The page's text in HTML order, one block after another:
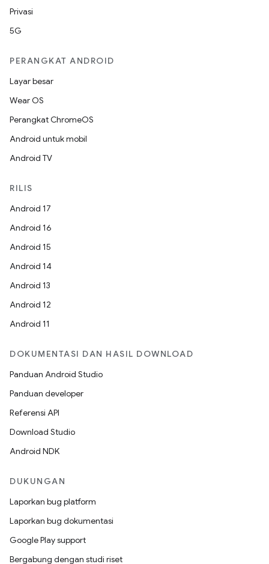
Privasi
5G
PERANGKAT ANDROID
Layar besar
Wear OS
Perangkat ChromeOS
Android untuk mobil
Android TV
RILIS
Android 17
Android 16
Android 15
Android 14
Android 13
Android 12
Android 11
DOKUMENTASI DAN HASIL DOWNLOAD
Panduan Android Studio
Panduan developer
Referensi API
Download Studio
Android NDK
DUKUNGAN
Laporkan bug platform
Laporkan bug dokumentasi
Google Play support
Bergabung dengan studi riset